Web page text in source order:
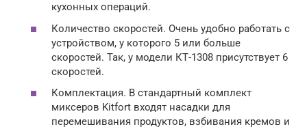
кухонных операций.
Количество скоростей. Очень удобно работать с
устройством, у которого 5 или больше
скоростей. Так, у модели КТ-1308 присутствует 6
скоростей.
Комплектация. В стандартный комплект
миксеров Kitfort входят насадки для
перемешивания продуктов, взбивания кремов и